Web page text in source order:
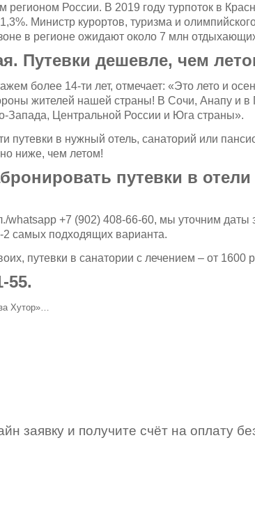
России. В 2019 году турпоток в
Министр курортов, туризма и
в регионе ожидают около 7 млн
Путевки дешевле, чем
более 14-ти лет, отмечает: «Это лето и
жителей нашей страны! В Сочи, Анапу и в
Центральной России и Юга страны».
путевки в нужный отель, санаторий или
ниже, чем летом!
путевки в
whatsapp +7 (902) 408-66-60, мы уточним даты
самых подходящих варианта.
путевки в санатории с лечением – от 1600
55.
Хутор»…
заявку и получите счёт на оплату